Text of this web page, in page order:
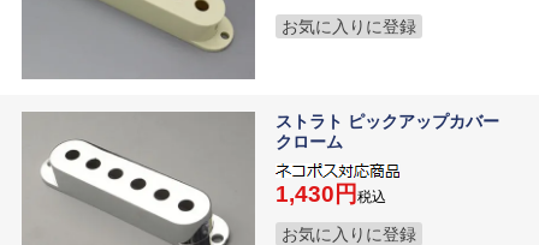
お気に入りに登録
ストラト ピックアップカバー
クローム
1,430 税込
お気に入りに登録